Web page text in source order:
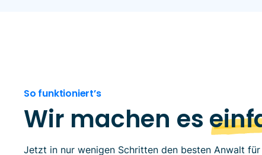
So funktioniert’s
Wir machen es
Jetzt in nur wenigen Schritten den besten Anwalt